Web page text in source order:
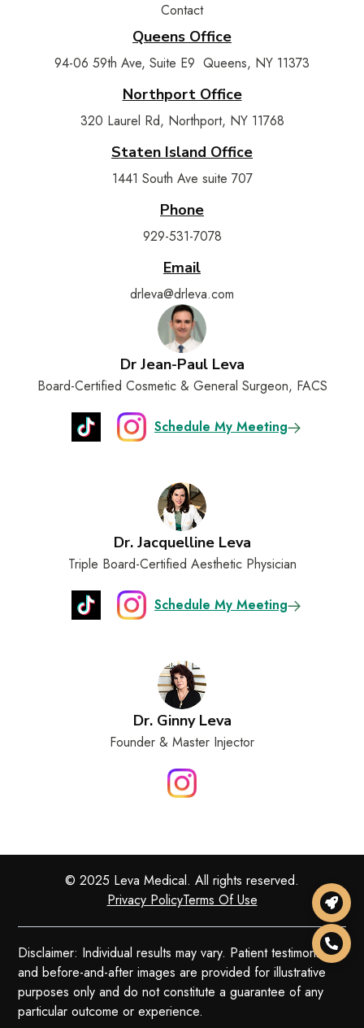
Contact
Queens Office
94-06 59th Ave, Suite E9 Queens, NY 11373
Northport Office
320 Laurel Rd, Northport, NY 11768
Staten Island Office
1441 South Ave suite 707
Phone
929-531-7078
Email
drleva@drleva.com
Dr Jean-Paul Leva
Board-Certified Cosmetic & General Surgeon, FACS
Schedule My Meeting
Dr. Jacquelline Leva
Triple Board-Certified Aesthetic Physician
Schedule My Meeting
Dr. Ginny Leva
Founder & Master Injector
© 2025 Leva Medical. All rights reserved.
Privacy PolicyTerms Of Use
Disclaimer: Individual results may vary. Patient testimonials
and before-and-after images are provided for illustrative
purposes only and do not constitute a guarantee of any
particular outcome or experience.